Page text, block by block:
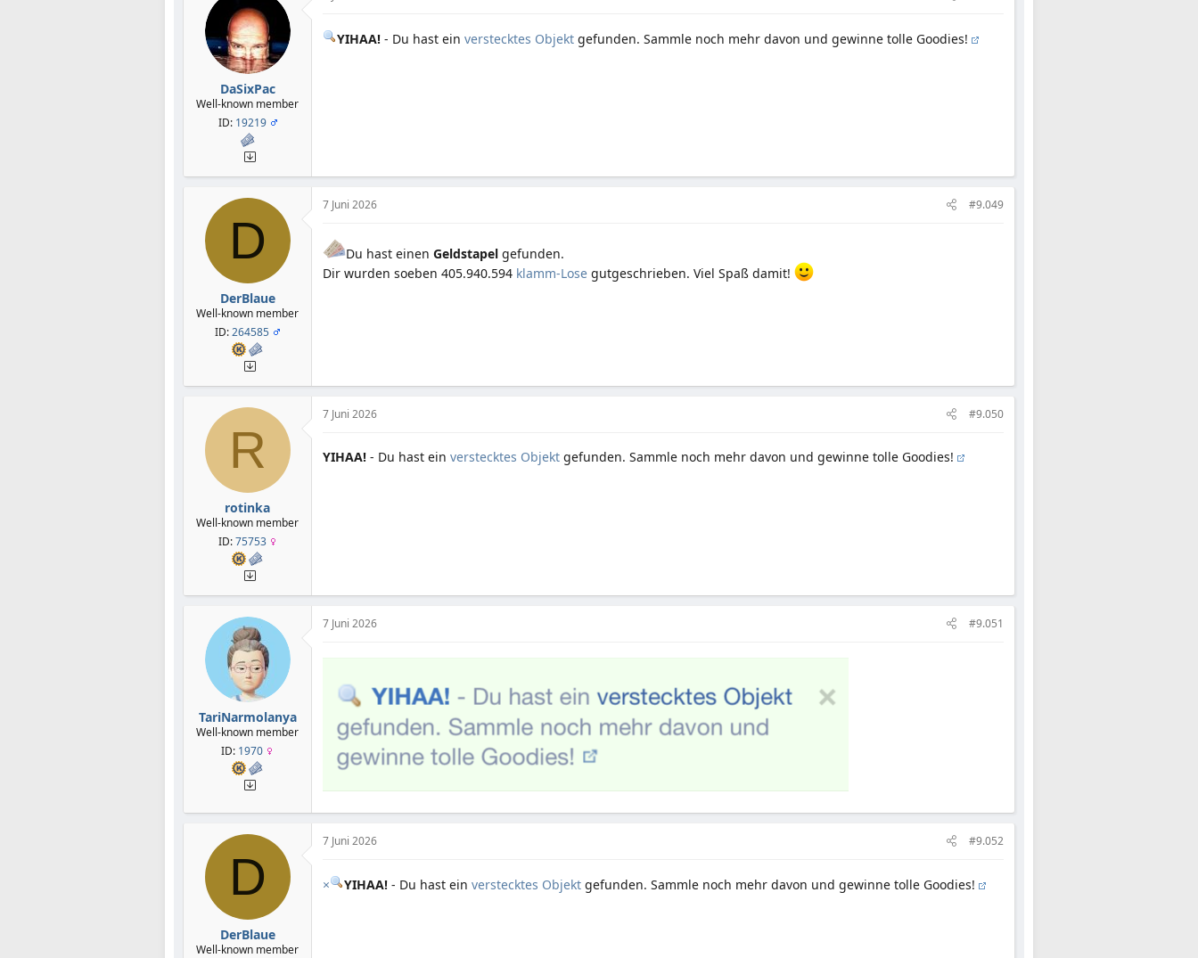
DaSixPac
Well-known member
ID: 19219
YIHAA! - Du hast ein verstecktes Objekt gefunden. Sammle noch mehr davon und gewinne tolle Goodies!
D
DerBlaue
Well-known member
ID:264585
7 Juni 2026 #9.049
Du hast einen Geldstapel gefunden.
Dir wurden soeben 405.940.594 klamm-Lose gutgeschrieben. Viel Spaß damit!
R
rotinka
Well-known member
ID:75753
7 Juni 2026 #9.050
YIHAA! - Du hast ein verstecktes Objekt gefunden. Sammle noch mehr davon und gewinne tolle Goodies!
TariNarmolanya
Well-known member
ID: 1970
7 Juni 2026 #9.051
D
DerBlaue
Well-known member
7 Juni 2026 #9.052
× YIHAA! - Du hast ein verstecktes Objekt gefunden. Sammle noch mehr davon und gewinne tolle Goodies!